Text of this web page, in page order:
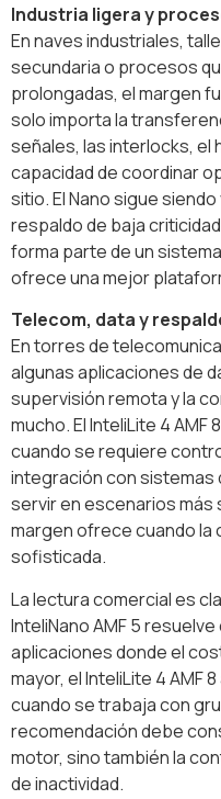
Industria ligera y
En naves industriales,
secundaria o procesos
prolongadas, el margen
solo importa la
señales, las interlocks, el
capacidad de coordinar
sitio. El Nano sigue
respaldo de baja
forma parte de un
ofrece una mejor
Telecom, data y
En torres de
algunas aplicaciones de
supervisión remota y la
mucho. El InteliLite 4
cuando se requiere
integración con sistemas
servir en escenarios más
margen ofrece cuando la
sofisticada.
La lectura comercial es
InteliNano AMF 5
aplicaciones donde el
mayor, el InteliLite 4 AMF
cuando se trabaja con
recomendación debe
motor, sino también la
de inactividad.